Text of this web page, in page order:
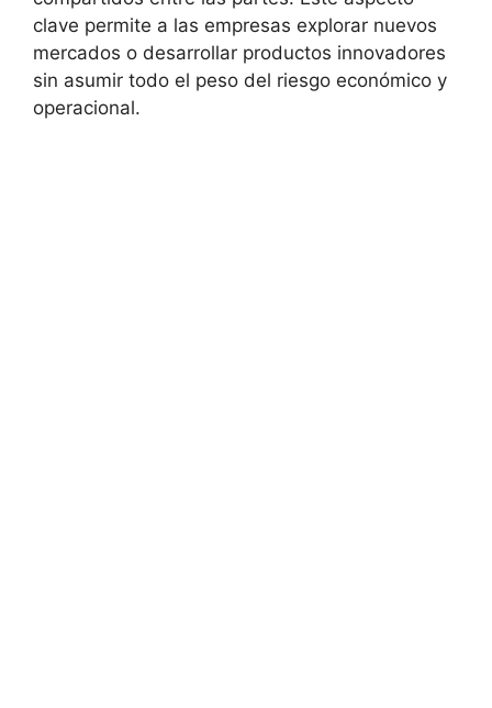
clave permite a las empresas explorar nuevos
mercados o desarrollar productos innovadores
sin asumir todo el peso del riesgo económico y
operacional.